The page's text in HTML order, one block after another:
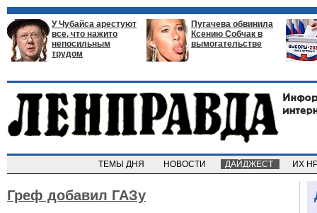
У Чубайса арестуют
все, что нажито
непосильным
трудом
Пугачева обвинила
Ксению Собчак в
вымогательстве
ТЕМЫ ДНЯ НОВОСТИ ДАЙДЖЕСТ ИХ
Греф добавил ГАЗу